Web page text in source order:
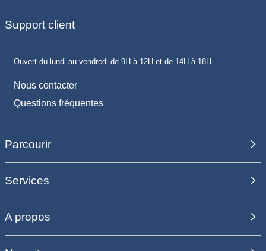
Support client
Ouvert du lundi au vendredi de 9H à 12H et de 14H à 18H
Nous contacter
Questions fréquentes
Parcourir
Services
A propos